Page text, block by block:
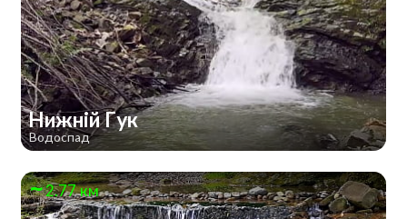
Нижній Гук
Водоспад
2.77 км